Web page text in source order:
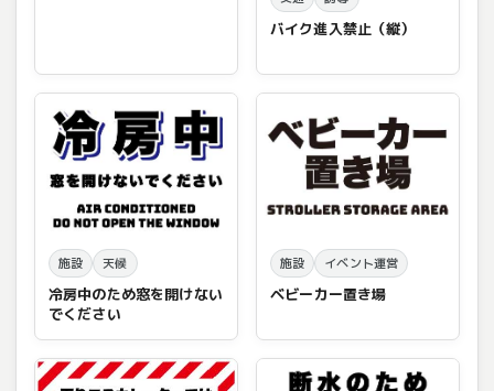
バイク進入禁止（縦）
施設 天候
冷房中のため窓を開けない
でください
施設 イベント運営
ベビーカー置き場